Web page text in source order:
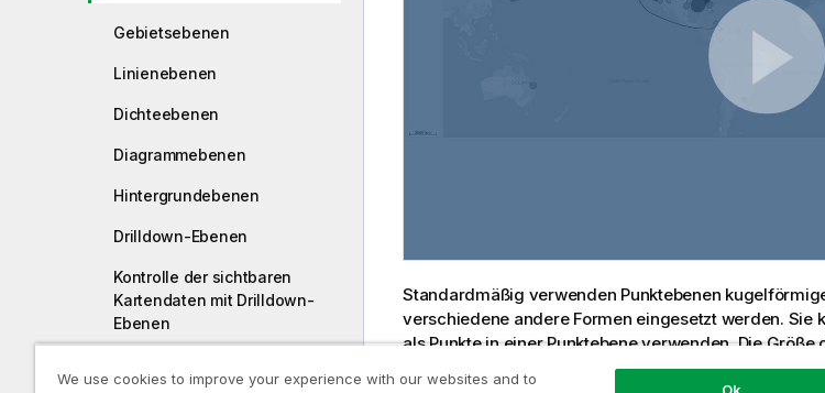
Gebietsebenen
Linienebenen
Dichteebenen
Diagrammebenen
Hintergrundebenen
Drilldown-Ebenen
Kontrolle der sichtbaren
Kartendaten mit Drilldown-
Ebenen
mehreren Hintergrundebenen
Standardmäßig verwenden Punktebenen
verschiedene andere Formen eingesetzt werden. Sie
als Punkte in einer Punktebene verwenden. Die Größe
eingestellt werden; Sie können alternativ auch eine
We use cookies to improve your experience with our websites and to